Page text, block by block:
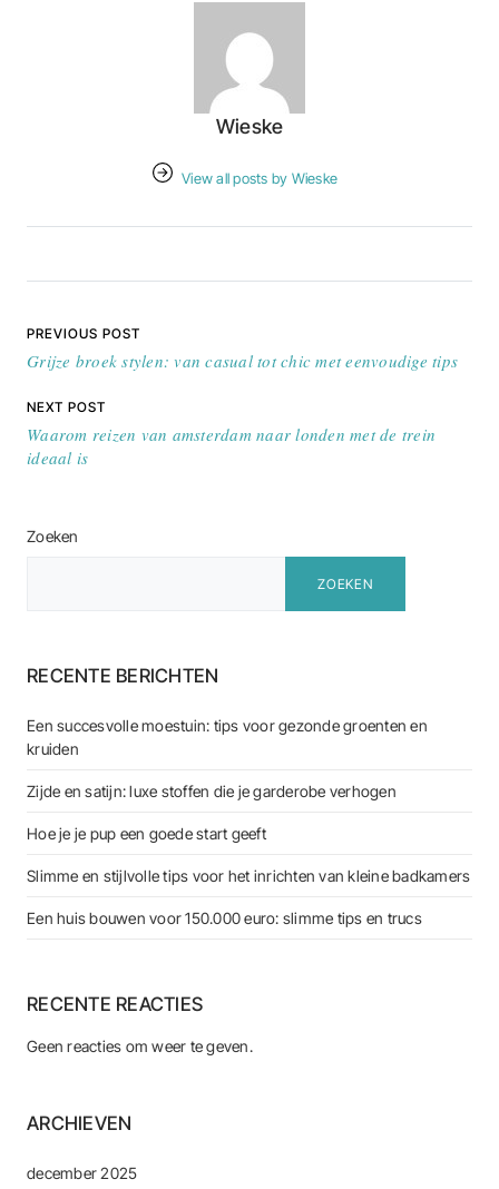
Wieske
View all posts by Wieske
Bericht navigatie
PREVIOUS POST
Grijze broek stylen: van casual tot chic met eenvoudige tips
NEXT POST
Waarom reizen van amsterdam naar londen met de trein
ideaal is
Zoeken
ZOEKEN
RECENTE BERICHTEN
Een succesvolle moestuin: tips voor gezonde groenten en
kruiden
Zijde en satijn: luxe stoffen die je garderobe verhogen
Hoe je je pup een goede start geeft
Slimme en stijlvolle tips voor het inrichten van kleine badkamers
Een huis bouwen voor 150.000 euro: slimme tips en trucs
RECENTE REACTIES
Geen reacties om weer te geven.
ARCHIEVEN
december 2025